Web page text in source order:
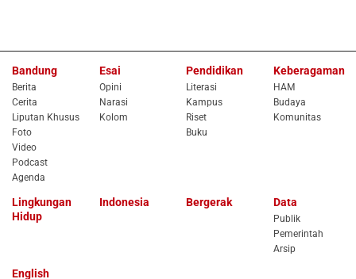
Bandung
Berita
Cerita
Liputan Khusus
Foto
Video
Podcast
Agenda
Esai
Opini
Narasi
Kolom
Pendidikan
Literasi
Kampus
Riset
Buku
Keberagaman
HAM
Budaya
Komunitas
Lingkungan
Hidup
Indonesia Bergerak Data
Publik
Pemerintah
Arsip
English